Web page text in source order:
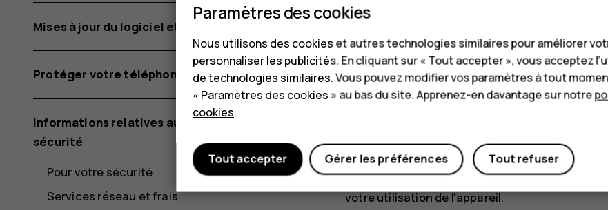
services et fonctions peut varier selon la
Certaines fonctions, fonctionnalités et
et être soumises à des conditions, exigences
Toutes sont susceptibles d'être modifiées
HMD Global Oy est le titulaire de licence
tablettes. Nokia est une marque déposée de
La Politique de confidentialité HMD Global,
votre utilisation de l'appareil.
Mises à jour du logiciel et sauvegardes
Protéger votre téléphone
Informations relatives au produit et à la
sécurité
Pour votre sécurité
Services réseau et frais
Paramètres des cookies
Nous utilisons des cookies et autres technologies similaires pour améliorer
personnaliser les publicités. En cliquant sur « Tout accepter », vous acceptez
de technologies similaires. Vous pouvez modifier vos paramètres à tout
« Paramètres des cookies » au bas du site. Apprenez-en davantage sur notre
cookies.
Tout refuser
Gérer les préférences
Tout accepter